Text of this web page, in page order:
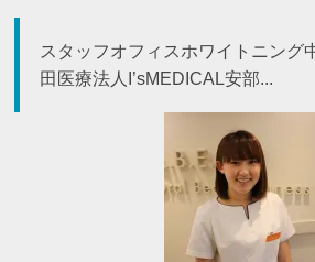
スタッフオフィスホワイトニング
田医療法人I’sMEDICAL安部...